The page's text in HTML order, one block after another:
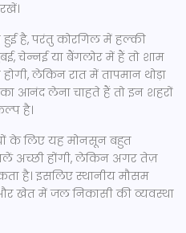
हुई है, परंतु कोरगिल में हल्की
चेन्नई या बैंगलोर में हैं तो शाम
लेकिन रात में तापमान थोड़ा
आनंद लेना चाहते हैं तो इन शहरों
है।
के लिए यह मोनसून बहुत
अच्छी होंगी, लेकिन अगर तेज़
है। इसलिए स्थानीय मौसम
खेत में जल निकासी की व्यवस्था